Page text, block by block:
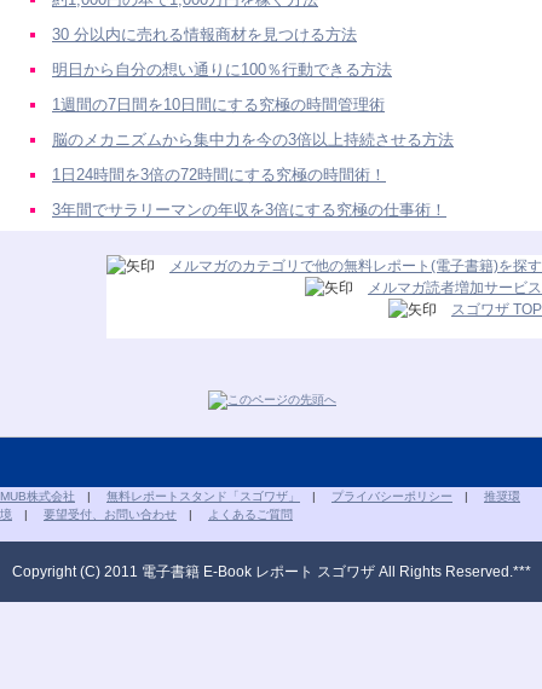
30 分以内に売れる情報商材を見つける方法
明日から自分の想い通りに100％行動できる方法
1週間の7日間を10日間にする究極の時間管理術
脳のメカニズムから集中力を今の3倍以上持続させる方法
1日24時間を3倍の72時間にする究極の時間術！
3年間でサラリーマンの年収を3倍にする究極の仕事術！
メルマガのカテゴリで他の無料レポート(電子書籍)を探す
メルマガ読者増加サービス
スゴワザ TOP
MUB株式会社 | 無料レポートスタンド「スゴワザ」 | プライバシーポリシー | 推奨環
境 | 要望受付、お問い合わせ | よくあるご質問
Copyright (C) 2011 電子書籍 E-Book レポート スゴワザ All Rights Reserved.***